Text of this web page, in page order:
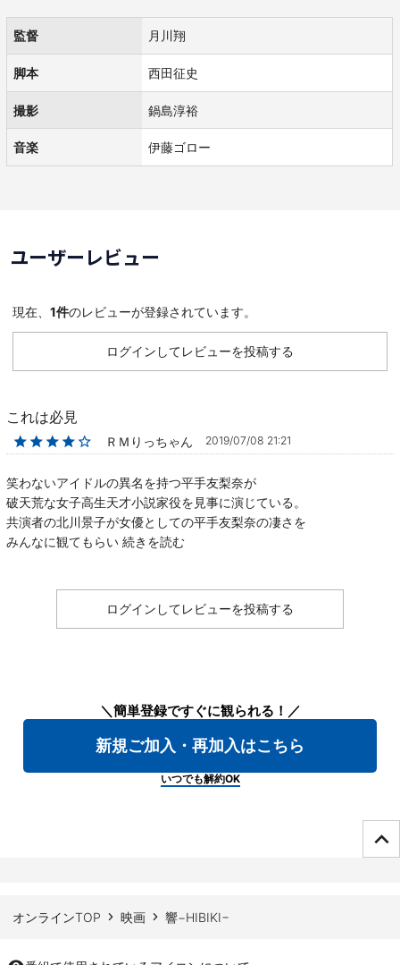
監督 月川翔
脚本 西田征史
撮影 鍋島淳裕
音楽 伊藤ゴロー
ユーザーレビュー
現在、 1件のレビューが登録されています。
ログインしてレビューを投稿する
これは必見
★★★★☆ ＲＭりっちゃん 2019/07/08 21:21
笑わないアイドルの異名を持つ平手友梨奈が
破天荒な女子高生天才小説家役を見事に演じている。
共演者の北川景子が女優としての平手友梨奈の凄さを
みんなに観てもらい 続きを読む
ログインしてレビューを投稿する
＼簡単登録ですぐに観られる！／
新規ご加入・再加入はこちら
いつでも解約OK
オンラインTOP 映画 響−HIBIKI−